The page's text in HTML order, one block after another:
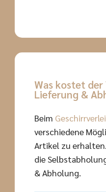
Was kostet der
Lieferung &
Beim
verschiedene
Artikel zu
die
& Abholung.